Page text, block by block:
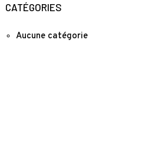
CATÉGORIES
Aucune catégorie